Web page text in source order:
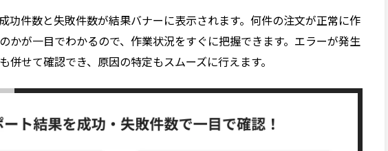
功件数と失敗件数が結果バナーに表示されます。何件の注文が正常に作
かが一目でわかるので、作業状況をすぐに把握できます。エラーが発生
併せて確認でき、原因の特定もスムーズに行えます。